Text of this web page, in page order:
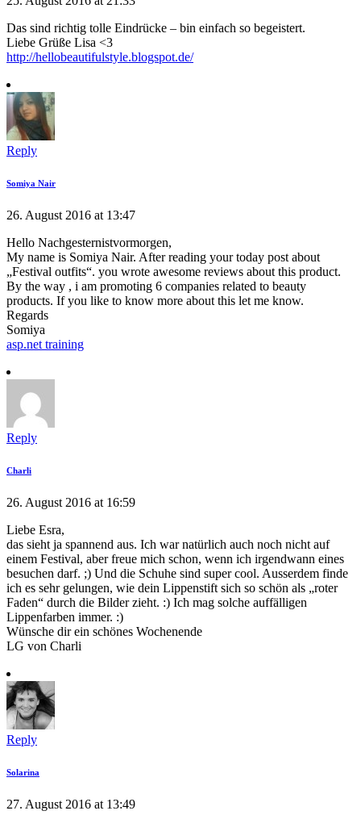
Das sind richtig tolle Eindrücke – bin einfach so begeistert.
Liebe Grüße Lisa <3
http://hellobeautifulstyle.blogspot.de/
Reply
Somiya Nair
26. August 2016 at 13:47
Hello Nachgesternistvormorgen,
My name is Somiya Nair. After reading your today post about
„Festival outfits“. you wrote awesome reviews about this product.
By the way , i am promoting 6 companies related to beauty
products. If you like to know more about this let me know.
Regards
Somiya
asp.net training
Reply
Charli
26. August 2016 at 16:59
Liebe Esra,
das sieht ja spannend aus. Ich war natürlich auch noch nicht auf
einem Festival, aber freue mich schon, wenn ich irgendwann eines
besuchen darf. ;) Und die Schuhe sind super cool. Ausserdem finde
ich es sehr gelungen, wie dein Lippenstift sich so schön als „roter
Faden“ durch die Bilder zieht. :) Ich mag solche auffälligen
Lippenfarben immer. :)
Wünsche dir ein schönes Wochenende
LG von Charli
Reply
Solarina
27. August 2016 at 13:49